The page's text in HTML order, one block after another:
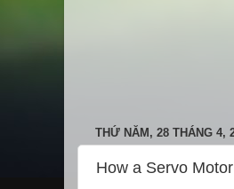
THỨ NĂM, 28 THÁNG 4,
How a Servo